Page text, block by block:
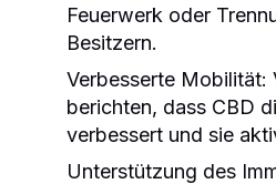
Feuerwerk oder
Besitzern.
Verbesserte Mobilität:
berichten, dass CBD
verbessert und sie
Unterstützung des